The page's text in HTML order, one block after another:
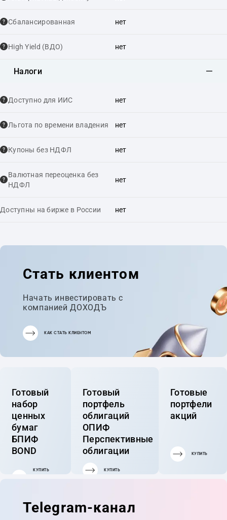
Сбалансированная нет
High Yield (ВДО) нет
Налоги
Доступно для ИИС нет
Льгота по времени владения нет
Купоны без НДФЛ нет
Валютная переоценка без
НДФЛ
нет
Доступны на бирже в России нет
Стать клиентом
Начать инвестировать с
компанией ДОХОДЪ
КАК СТАТЬ КЛИЕНТОМ
Готовый
набор
ценных
бумаг
БПИФ
BOND
КУПИТЬ
Готовый
портфель
облигаций
ОПИФ
Перспективные
облигации
КУПИТЬ
Готовые
портфели
акций
КУПИТЬ
Telegram-канал